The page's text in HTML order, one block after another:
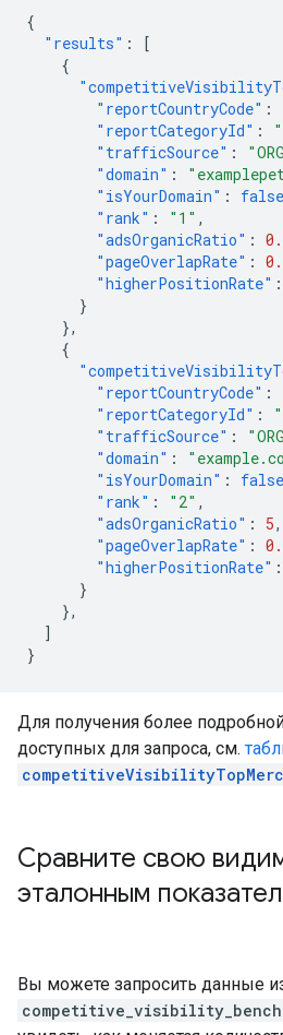
{
"results" :
[
{
"reportCountryCode" :
"reportCategoryId" :
"trafficSource" :
"domain" :
"isYourDomain" : false
"rank" : "1" ,
"adsOrganicRatio" :
"pageOverlapRate" :
"higherPositionRate" :
}
},
{
"reportCountryCode" :
"reportCategoryId" :
"trafficSource" :
"domain" :
"isYourDomain" : false
"rank" : "2" ,
"adsOrganicRatio" : 5,
"pageOverlapRate" :
"higherPositionRate" :
}
},
]
}
Для получения более
доступных для запроса, см.
Сравните свою
эталонным
Вы можете запросить данные